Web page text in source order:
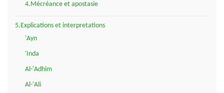
4.Mécréance et apostasie
5.Explications et interpretations
'Ayn
'Inda
Al-'Adhim
Al-'Ali